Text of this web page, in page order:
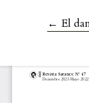
← El danzante